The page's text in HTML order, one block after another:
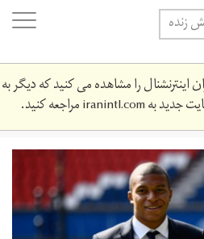
زنده
را مشاهده می کنید که دیگر به
جدید بهiranintl.comمراجعه کنید.